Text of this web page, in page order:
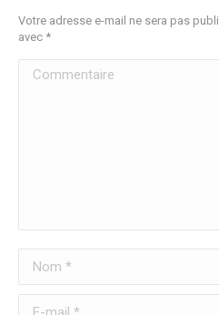
Votre adresse e-mail ne sera pas
avec *
Commentaire
Nom *
E-mail *